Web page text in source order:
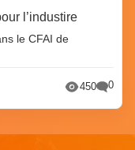
l’industire
le CFAI de
450 0